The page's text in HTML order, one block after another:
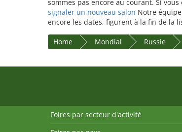
sommes pas encore au courant. Si
signaler un nouveau salon Notre
encore les dates, figurent à la fin de la
Home Mondial Russie
Foires par secteur d'activité